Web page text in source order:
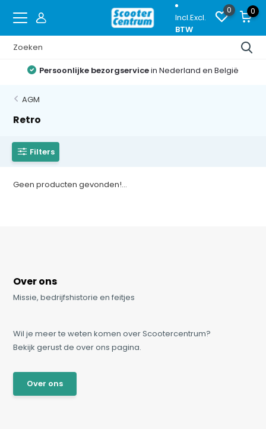
Incl.Excl.
BTW
0 0
Persoonlijke bezorgservicein Nederland en België
AGM
Retro
Filters
Geen producten gevonden!...
Over ons
Missie, bedrijfshistorie en feitjes
Wil je meer te weten komen over Scootercentrum?
Bekijk gerust de over ons pagina.
Over ons